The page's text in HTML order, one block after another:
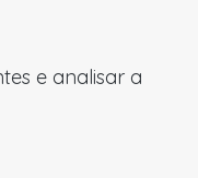
e analisar a